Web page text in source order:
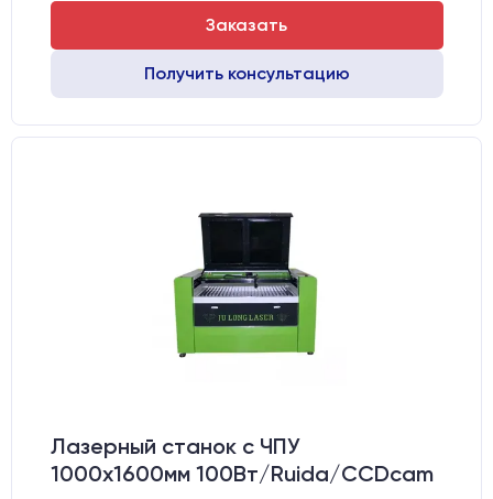
Заказать
Получить консультацию
Лазерный станок c ЧПУ
1000х1600мм 100Вт/Ruida/CCDcam